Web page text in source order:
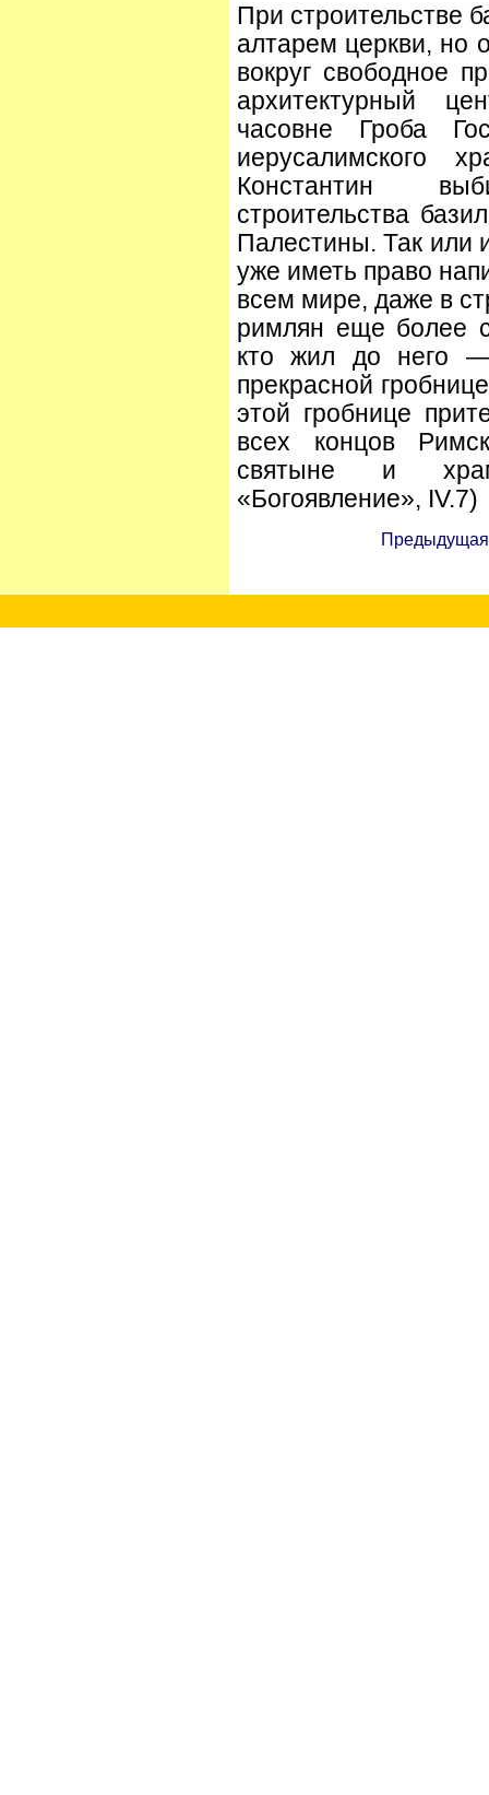
При строительстве
алтарем церкви, но
вокруг свободное
архитектурный
часовне Гроба
иерусалимского
Константин
строительства
Палестины. Так или
уже иметь право
всем мире, даже в
римлян еще более
кто жил до него —
прекрасной
этой гробнице
всех концов
святыне и
«Богоявление», IV.7)
Предыдущая